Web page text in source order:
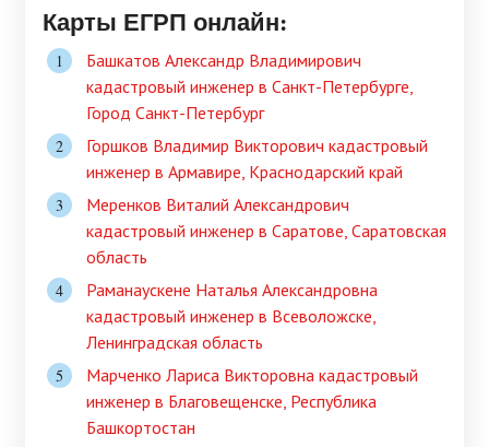
Карты ЕГРП онлайн:
Башкатов Александр Владимирович
кадастровый инженер в Санкт-Петербурге,
Город Санкт-Петербург
Горшков Владимир Викторович кадастровый
инженер в Армавире, Краснодарский край
Меренков Виталий Александрович
кадастровый инженер в Саратове, Саратовская
область
Раманаускене Наталья Александровна
кадастровый инженер в Всеволожске,
Ленинградская область
Марченко Лариса Викторовна кадастровый
инженер в Благовещенске, Республика
Башкортостан